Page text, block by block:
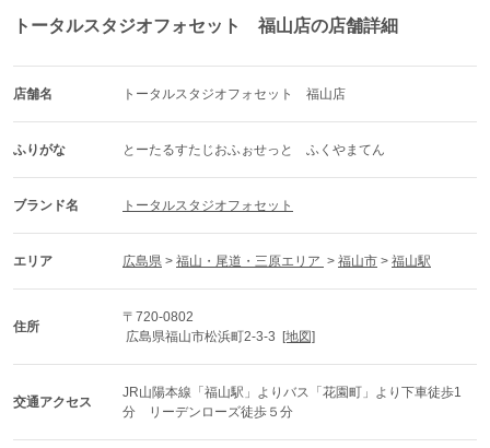
トータルスタジオフォセット 福山店の店舗詳細
店舗名 トータルスタジオフォセット　福山店
ふりがな とーたるすたじおふぉせっと　ふくやまてん
ブランド名 トータルスタジオフォセット
エリア 広島県 > 福山・尾道・三原エリア > 福山市 > 福山駅
住所
〒720-0802
広島県福山市松浜町2-3-3
[地図]
交通アクセス
JR山陽本線「福山駅」よりバス「花園町」より下車徒歩1
分　リーデンローズ徒歩５分